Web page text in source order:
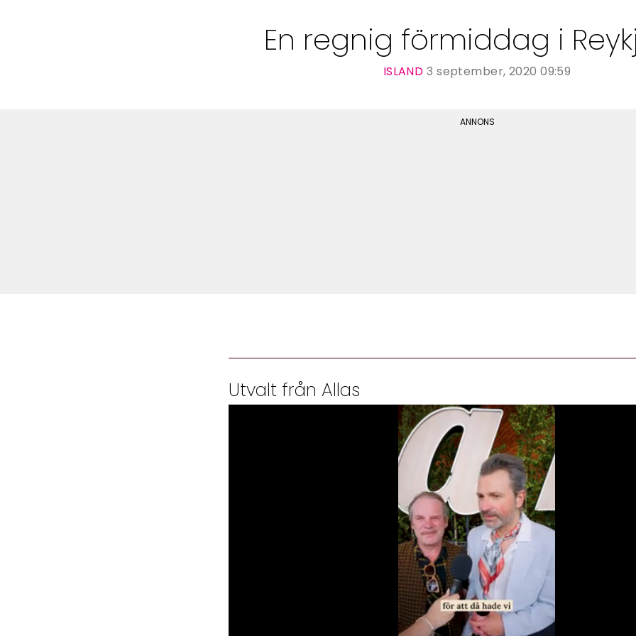
En regnig förmiddag i
ISLAND 3 september, 2020 09:59
Utvalt från Allas